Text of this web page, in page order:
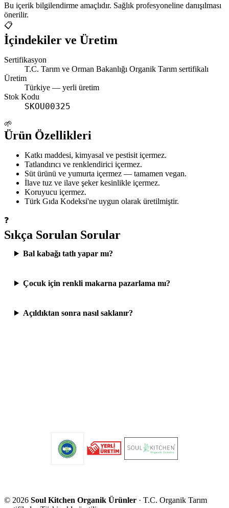
Bu içerik bilgilendirme amaçlıdır. Sağlık profesyoneline danışılması
önerilir.
📋
İçindekiler ve Üretim
Sertifikasyon
T.C. Tarım ve Orman Bakanlığı Organik Tarım sertifikalı
Üretim
Türkiye — yerli üretim
Stok Kodu
SKOU00325
🌱
Ürün Özellikleri
Katkı maddesi, kimyasal ve pestisit içermez.
Tatlandırıcı ve renklendirici içermez.
Süt ürünü ve yumurta içermez — tamamen vegan.
İlave tuz ve ilave şeker kesinlikle içermez.
Koruyucu içermez.
Türk Gıda Kodeksi'ne uygun olarak üretilmiştir.
❓
Sıkça Sorulan Sorular
Bal kabağı tatlı yapar mı?
Çocuk için renkli makarna pazarlama mı?
Açıldıktan sonra nasıl saklanır?
© 2026 Soul Kitchen Organik Ürünler · T.C. Organik Tarım